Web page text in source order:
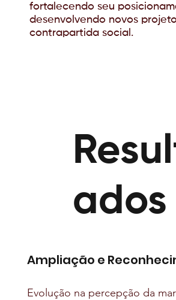
fortalecendo seu
desenvolvendo novos
contrapartida social.
ados
Ampliação e
Evolução na percepção da